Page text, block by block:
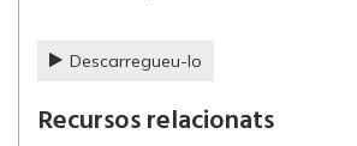
Descarregueu-lo
Recursos relacionats